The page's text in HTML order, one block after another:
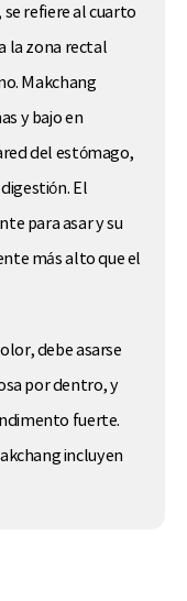
se refiere al cuarto
la zona rectal
Makchang
y bajo en
del estómago,
El
para asar y su
más alto que el
debe asarse
por dentro, y
fuerte.
incluyen